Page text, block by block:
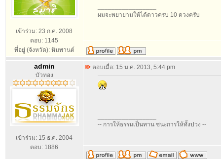
เข้าร่วม: 23 ก.ค. 2008
ตอบ: 1145
ที่อยู่ (จังหวัด): หิมพานต์
ผมจะพยายามให้ได้ดาวครบ 10 ดวงครับ
admin
บัวทอง
เข้าร่วม: 15 ธ.ค. 2004
ตอบ: 1886
ตอบเมื่อ: 15 ม.ค. 2013, 5:44 pm
-- การให้ธรรมเป็นทาน ชนะการให้ทั้งปวง --